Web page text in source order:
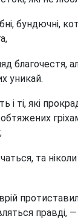
бундючні,
благочестя,
уникай.
і ті, які
та
правді, —